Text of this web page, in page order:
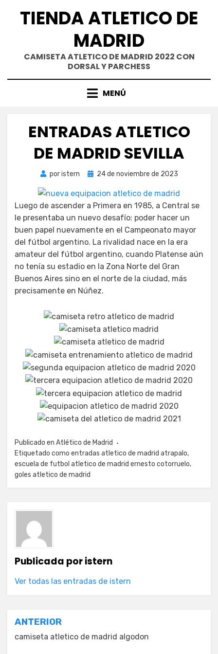
TIENDA ATLETICO DE
MADRID
CAMISETA ATLETICO DE MADRID 2022 CON
DORSAL Y PARCHESS
MENÚ
ENTRADAS ATLETICO
DE MADRID SEVILLA
poristern
Publicada
24 de noviembre de 2023
Luego de ascender a Primera en 1985, a Central se
le presentaba un nuevo desafío: poder hacer un
buen papel nuevamente en el Campeonato mayor
del fútbol argentino. La rivalidad nace en la era
amateur del fútbol argentino, cuando Platense aún
no tenía su estadio en la Zona Norte del Gran
Buenos Aires sino en el norte de la ciudad, más
precisamente en Núñez.
Publicado en Atlético de Madrid
Etiquetado como entradas atletico de madrid atrapalo,
escuela de futbol atletico de madrid ernesto cotorruelo,
goles atletico de madrid
Publicada poristern
Ver todas las entradas de istern
Navegación
de
ANTERIOR
camiseta atletico de madrid algodon